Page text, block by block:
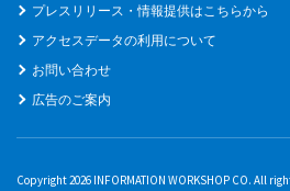
プレスリリース・情報提供はこちらから
アクセスデータの利用について
お問い合わせ
広告のご案内
Copyright 2026 INFORMATION WORKSHOP CO. All